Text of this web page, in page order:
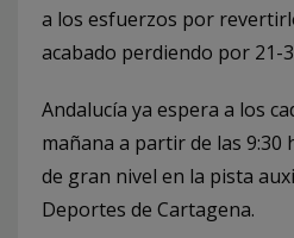
a los esfuerzos por
acabado perdiendo por 21-
Andalucía ya espera a los
mañana a partir de las 9:30
de gran nivel en la pista
Deportes de Cartagena.